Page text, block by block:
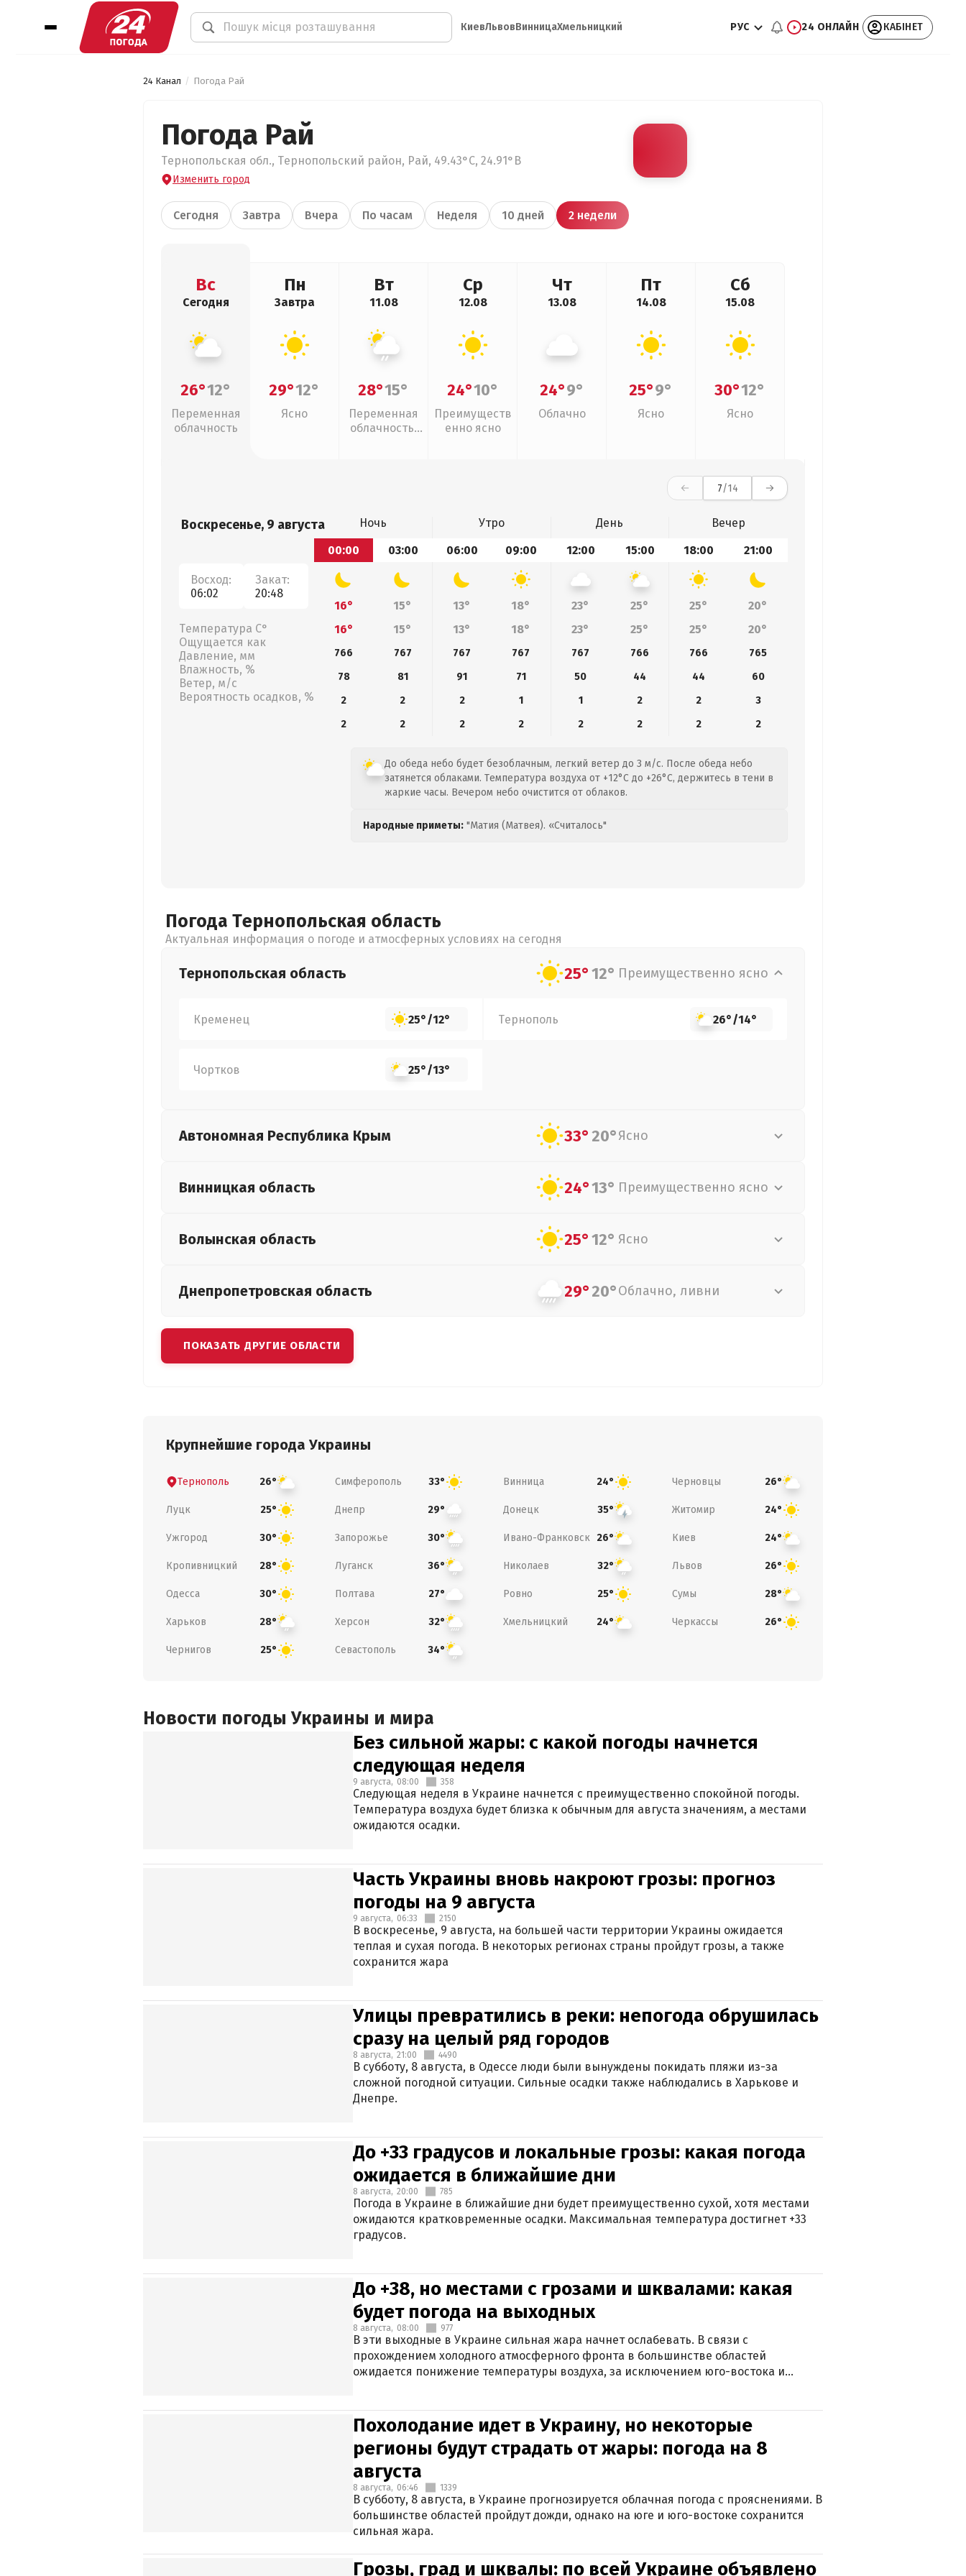
КиевЛьвовВинницаХмельницкий РУС 24 ОНЛАЙН КАБІНЕТ
24 Канал Погода Рай
Погода Рай
Тернопольская обл., Тернопольский район, Рай, 49.43°С, 24.91°В
Изменить город
Сегодня Завтра Вчера По часам Неделя 10 дней 2 недели
Вс
Сегодня
26°12°
Переменная
облачность
Пн
Завтра
29°12°
Ясно
Вт
11.08
28°15°
Переменная
облачность,
Ср
12.08
24°10°
Преимуществ
енно ясно
Чт
13.08
24°9°
Облачно
Пт
14.08
25°9°
Ясно
Сб
15.08
30°12°
Ясно
7/14
Воскресенье, 9 августа
Восход:
06:02
Закат:
20:48
Температура С°
Ощущается как
Давление, мм
Влажность, %
Ветер, м/с
Вероятность осадков, %
Ночь Утро День
Вечер
00:00
03:00 06:00 09:00 12:00 15:00 18:00 21:00
16° 15° 13° 18° 23° 25° 25°
20°
16°
15° 13° 18° 23° 25° 25° 20°
766 767 767 767 767 766 766
765
78
81 91 71 50 44 44
60
2
2 2 1 1 2 2
3
2
2 2 2 2 2 2 2
До обеда небо будет безоблачным, легкий ветер до 3 м/с. После обеда небо
затянется облаками. Температура воздуха от +12°C до +26°C, держитесь в тени в
жаркие часы. Вечером небо очистится от облаков.
Народные приметы: "Матия (Матвея). «Считалось"
Погода Тернопольская область
Актуальная информация о погоде и атмосферных условиях на сегодня
Тернопольская область 25°12° Преимущественно ясно
Кременец 25°/12° Тернополь 26°/14°
Чортков 25°/13°
Автономная Республика Крым 33°20°Ясно
Винницкая область 24°13° Преимущественно ясно
Волынская область 25°12° Ясно
Днепропетровская область 29°20°Облачно, ливни
ПОКАЗАТЬ ДРУГИЕ ОБЛАСТИ
Крупнейшие города Украины
Тернополь 26° Симферополь 33° Винница 24° Черновцы 26°
Луцк 25° Днепр 29° Донецк 35° Житомир 24°
Ужгород 30° Запорожье 30° Ивано-Франковск 26° Киев 24°
Кропивницкий 28° Луганск 36° Николаев 32° Львов 26°
Одесса 30° Полтава 27° Ровно 25° Сумы 28°
Харьков 28° Херсон 32° Хмельницкий 24° Черкассы 26°
Чернигов 25° Севастополь 34°
Новости погоды Украины и мира
Без сильной жары: с какой погоды начнется
следующая неделя
9 августа, 08:00 358
Следующая неделя в Украине начнется с преимущественно спокойной погоды.
Температура воздуха будет близка к обычным для августа значениям, а местами
ожидаются осадки.
Часть Украины вновь накроют грозы: прогноз
погоды на 9 августа
9 августа, 06:33 2150
В воскресенье, 9 августа, на большей части территории Украины ожидается
теплая и сухая погода. В некоторых регионах страны пройдут грозы, а также
сохранится жара
Улицы превратились в реки: непогода обрушилась
сразу на целый ряд городов
8 августа, 21:00 4490
В субботу, 8 августа, в Одессе люди были вынуждены покидать пляжи из-за
сложной погодной ситуации. Сильные осадки также наблюдались в Харькове и
Днепре.
До +33 градусов и локальные грозы: какая погода
ожидается в ближайшие дни
8 августа, 20:00 785
Погода в Украине в ближайшие дни будет преимущественно сухой, хотя местами
ожидаются кратковременные осадки. Максимальная температура достигнет +33
градусов.
До +38, но местами с грозами и шквалами: какая
будет погода на выходных
8 августа, 08:00 977
В эти выходные в Украине сильная жара начнет ослабевать. В связи с
прохождением холодного атмосферного фронта в большинстве областей
ожидается понижение температуры воздуха, за исключением юго-востока и
Похолодание идет в Украину, но некоторые
регионы будут страдать от жары: погода на 8
августа
8 августа, 06:46 1339
В субботу, 8 августа, в Украине прогнозируется облачная погода с прояснениями. В
большинстве областей пройдут дожди, однако на юге и юго-востоке сохранится
сильная жара.
Грозы, град и шквалы: по всей Украине объявлено